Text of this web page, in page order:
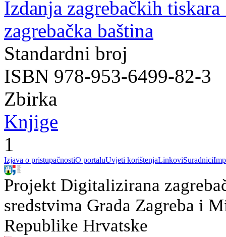
Izdanja zagrebačkih
zagrebačka baština
Standardni broj
ISBN 978-953-6499-82-3
Zbirka
Knjige
1
Izjava o pristupačnostiO portaluUvjeti korištenjaLinkoviSuradnici
Projekt Digitalizirana
sredstvima Grada Zagreba i
Republike Hrvatske